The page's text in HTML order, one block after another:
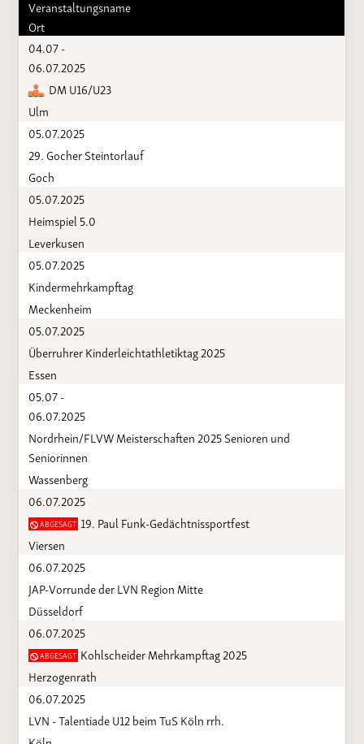
Veranstaltungsname
Ort
04.07 -
06.07.2025
DM U16/U23
Ulm
05.07.2025
29. Gocher Steintorlauf
Goch
05.07.2025
Heimspiel 5.0
Leverkusen
05.07.2025
Kindermehrkampftag
Meckenheim
05.07.2025
Überruhrer Kinderleichtathletiktag 2025
Essen
05.07 -
06.07.2025
Nordrhein/FLVW Meisterschaften 2025 Senioren und
Seniorinnen
Wassenberg
06.07.2025
ABGESAGT19. Paul Funk-Gedächtnissportfest
Viersen
06.07.2025
JAP-Vorrunde der LVN Region Mitte
Düsseldorf
06.07.2025
ABGESAGTKohlscheider Mehrkampftag 2025
Herzogenrath
06.07.2025
LVN - Talentiade U12 beim TuS Köln rrh.